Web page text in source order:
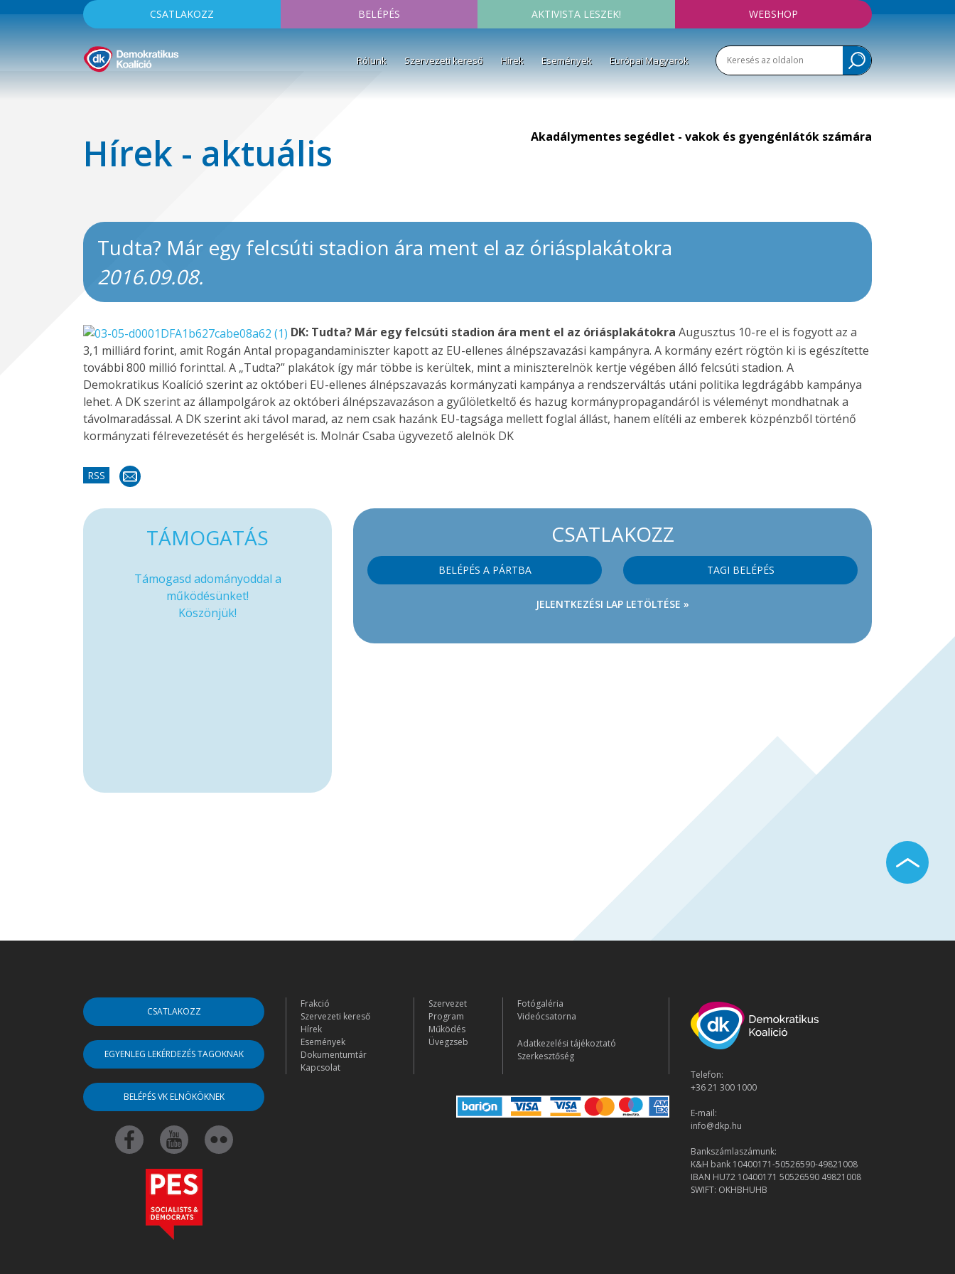
CSATLAKOZZ BELÉPÉS AKTIVISTA LESZEK! WEBSHOP
Rólunk Szervezeti kereső Hírek Események Európai Magyarok
Hírek - aktuális Akadálymentes segédlet - vakok és gyengénlátók számára
Tudta? Már egy felcsúti stadion ára ment el az óriásplakátokra
2016.09.08.
DK: Tudta? Már egy felcsúti stadion ára ment el az óriásplakátokra Augusztus 10-re el is fogyott az a
3,1 milliárd forint, amit Rogán Antal propagandaminiszter kapott az EU-ellenes álnépszavazási kampányra. A kormány ezért rögtön ki is egészítette
további 800 millió forinttal. A „Tudta?” plakátok így már többe is kerültek, mint a miniszterelnök kertje végében álló felcsúti stadion. A
Demokratikus Koalíció szerint az októberi EU-ellenes álnépszavazás kormányzati kampánya a rendszerváltás utáni politika legdrágább kampánya
lehet. A DK szerint az állampolgárok az októberi álnépszavazáson a gyűlöletkeltő és hazug kormánypropagandáról is véleményt mondhatnak a
távolmaradással. A DK szerint aki távol marad, az nem csak hazánk EU-tagsága mellett foglal állást, hanem elítéli az emberek közpénzből történő
kormányzati félrevezetését és hergelését is. Molnár Csaba ügyvezető alelnök DK
RSS
CSATLAKOZZ
BELÉPÉS A PÁRTBA TAGI BELÉPÉS
JELENTKEZÉSI LAP LETÖLTÉSE »
TÁMOGATÁS
Támogasd adományoddal a
működésünket!
Köszönjük!
CSATLAKOZZ
EGYENLEG LEKÉRDEZÉS TAGOKNAK
BELÉPÉS VK ELNÖKÖKNEK
Frakció
Szervezeti kereső
Hírek
Események
Dokumentumtár
Kapcsolat
Szervezet
Program
Működés
Üvegzseb
Fotógaléria
Videócsatorna
Adatkezelési tájékoztató
Szerkesztőség
Telefon:
+36 21 300 1000
E-mail:
info@dkp.hu
Bankszámlaszámunk:
K&H bank 10400171-50526590-49821008
IBAN HU72 10400171 50526590 49821008
SWIFT: OKHBHUHB